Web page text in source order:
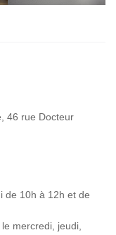
46 rue Docteur
de 10h à 12h et de
mercredi, jeudi,